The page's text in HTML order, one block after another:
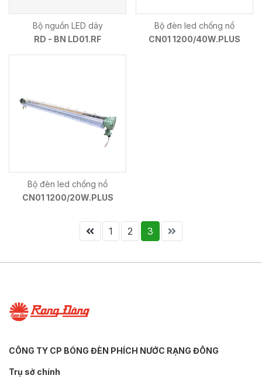
Bộ nguồn LED dây
RD - BN LD01.RF
Bộ đèn led chống nổ
CN01 1200/40W.PLUS
Bộ đèn led chống nổ
CN01 1200/20W.PLUS
1 2 3
CÔNG TY CP BÓNG ĐÈN PHÍCH NƯỚC RẠNG ĐÔNG
Trụ sở chính